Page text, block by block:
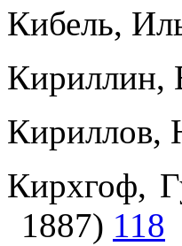
Кибель,
Кириллин,
Кириллов,
Кирхгоф,
1887) 118